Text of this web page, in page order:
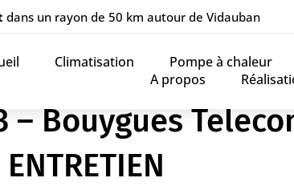
dans un rayon de 50 km autour de Vidauban
Climatisation Pompe à chaleur
A propos
– Bouygues